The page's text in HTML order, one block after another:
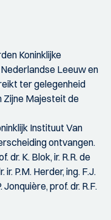
Koninklijke
Leeuw en
ter gelegenheid
Zijne Majesteit de
Instituut Van
ontvangen.
dr. K. Blok, ir. R.R. de
ir. P.M. Herder, ing. F.J.
Jonquière, prof. dr. R.F.